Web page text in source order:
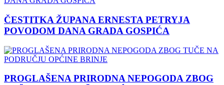
ČESTITKA ŽUPANA ERNESTA PETRYJA
POVODOM DANA GRADA GOSPIĆA
PROGLAŠENA PRIRODNA NEPOGODA ZBOG